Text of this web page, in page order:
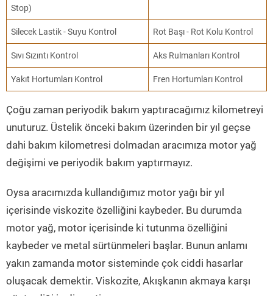
Stop)
Silecek Lastik - Suyu Kontrol Rot Başı - Rot Kolu Kontrol
Sıvı Sızıntı Kontrol Aks Rulmanları Kontrol
Yakıt Hortumları Kontrol Fren Hortumları Kontrol
Çoğu zaman periyodik bakım yaptıracağımız kilometreyi
unuturuz. Üstelik önceki bakım üzerinden bir yıl geçse
dahi bakım kilometresi dolmadan aracımıza motor yağ
değişimi ve periyodik bakım yaptırmayız.
Oysa aracımızda kullandığımız motor yağı bir yıl
içerisinde viskozite özelliğini kaybeder. Bu durumda
motor yağ, motor içerisinde ki tutunma özelliğini
kaybeder ve metal sürtünmeleri başlar. Bunun anlamı
yakın zamanda motor sisteminde çok ciddi hasarlar
oluşacak demektir. Viskozite, Akışkanın akmaya karşı